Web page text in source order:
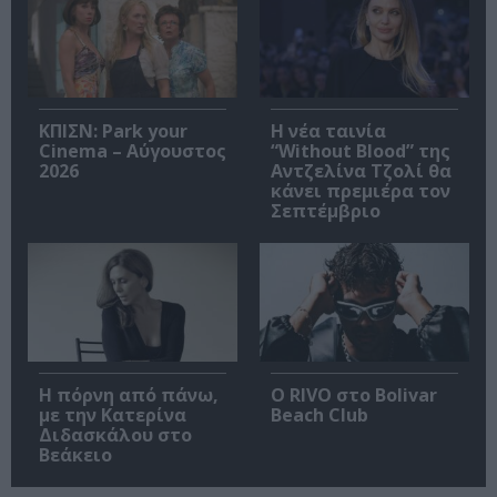
ΚΠΙΣΝ: Park your
Cinema – Αύγουστος
2026
Η νέα ταινία
“Without Blood” της
Αντζελίνα Τζολί θα
κάνει πρεμιέρα τον
Σεπτέμβριο
Η πόρνη από πάνω,
με την Κατερίνα
Διδασκάλου στο
Βεάκειο
Ο RIVO στο Bolivar
Beach Club